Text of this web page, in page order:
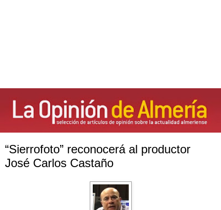
“Sierrofoto” reconocerá al productor
José Carlos Castaño